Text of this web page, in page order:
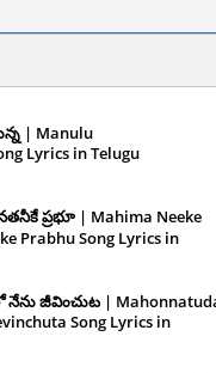
| Manulu
Lyrics in Telugu
ప్రభూ | Mahima Neeke
Prabhu Song Lyrics in
జీవించుట |
Song Lyrics in